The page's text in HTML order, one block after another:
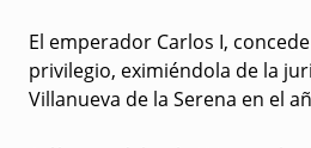
El emperador Carlos I,
privilegio, eximiéndola de la
Villanueva de la Serena en el